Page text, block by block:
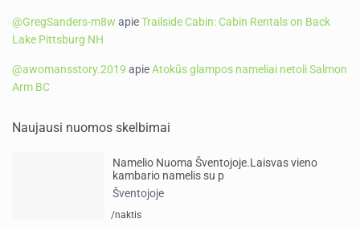
@GregSanders-m8w apieTrailside Cabin: Cabin Rentals on Back
Lake Pittsburg NH
@awomansstory.2019 apieAtokūs glampos nameliai netoli Salmon
Arm BC
Naujausi nuomos skelbimai
Namelio Nuoma Šventojoje.Laisvas vieno
kambario namelis su p
Šventojoje
/naktis